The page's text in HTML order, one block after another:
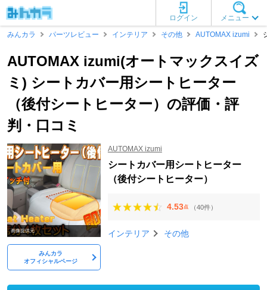
メニュー
ログイン
みんカラ
パーツレビュー インテリア その他 AUTOMAX izumi
AUTOMAX izumi(オートマックスイズ
ミ) シートカバー用シートヒーター
（後付シートヒーター）の評価・評
判・口コミ
画像提供元
みんカラ
オフィシャルページ
AUTOMAX izumi
シートカバー用シートヒーター
（後付シートヒーター）
4.53点 （40件）
インテリア その他